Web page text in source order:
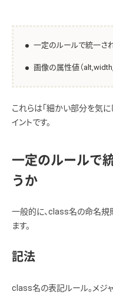
一定のルールで統一さ
画像の属性値（
これらは「細かい部分を気に
イントです。
一定のルールで
うか
一般的に、class名の命名規
ます。
記法
class名の表記ルール。メジ